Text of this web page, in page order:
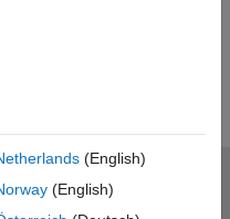
(English)
(English)
취급방침
불법 복제 방지